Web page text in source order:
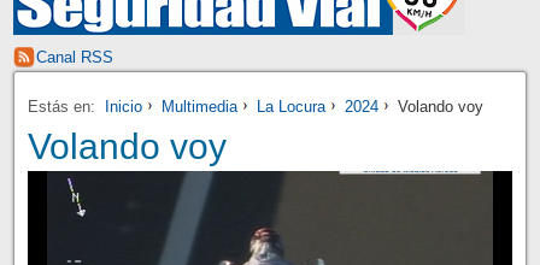
Canal RSS
Estás en: Inicio Multimedia La Locura 2024 Volando voy
Volando voy